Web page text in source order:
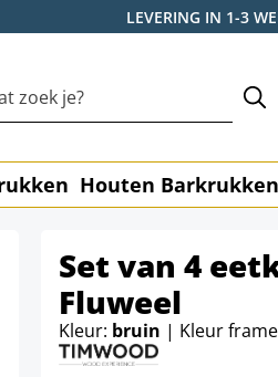
LEVERING IN 1-3
Houten Barkrukken
Set van 4
Fluweel
Kleur: bruin | Kleur